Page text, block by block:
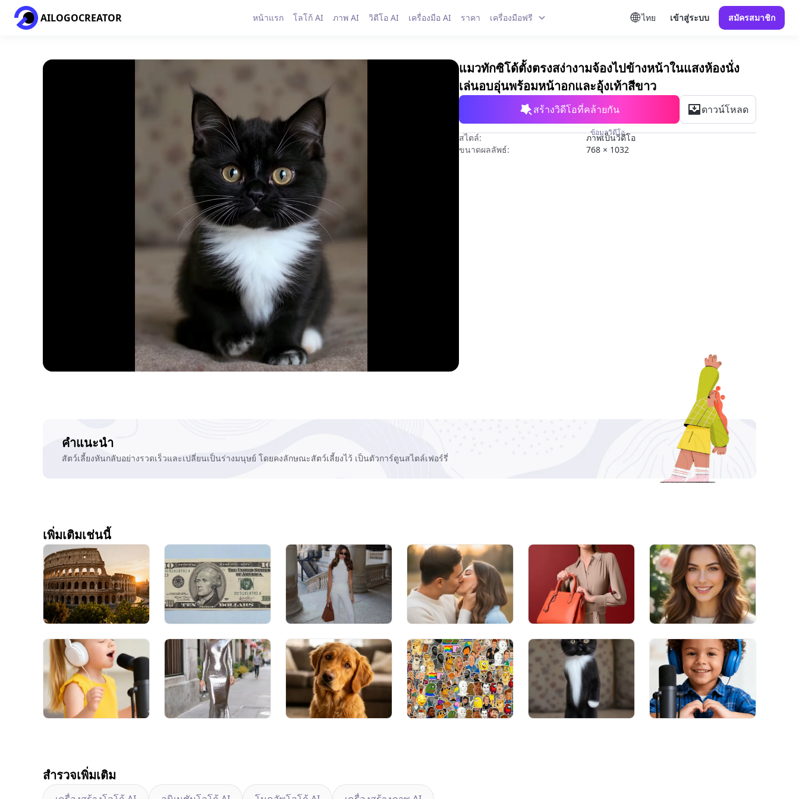
AILOGOCREATOR หน้าแรก โลโก้ AI ภาพ AI วิดีโอ AI เครื่องมือ AI ราคา เครื่องมือฟรี ไทย เข้าสู่ระบบ สมัครสมาชิก
แมวทักซิโด้ตั้งตรงสง่างามจ้องไปข้างหน้าในแสงห้องนั่ง
เล่นอบอุ่นพร้อมหน้าอกและอุ้งเท้าสีขาว
สร้างวิดีโอที่คล้ายกัน ดาวน์โหลด
ข้อมูลวิดีโอ
สไตล์:
ภาพเป็นวิดีโอ
ขนาดผลลัพธ์:
768 × 1032
คำแนะนำ
สัตว์เลี้ยงหันกลับอย่างรวดเร็วและเปลี่ยนเป็นร่างมนุษย์ โดยคงลักษณะสัตว์เลี้ยงไว้ เป็นตัวการ์ตูนสไตล์เฟอร์รี่
เพิ่มเติมเช่นนี้
สำรวจเพิ่มเติม